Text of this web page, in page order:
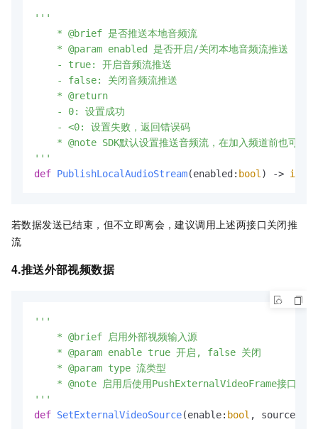
'''
    * @brief 是否推送本地音频流
    * @param enabled 是否开启/关闭本地音频流推送
    - true: 开启音频流推送
    - false: 关闭音频流推送
    * @return
    - 0: 设置成功
    - <0: 设置失败，返回错误码
* @note SDK默认设置推送音频流，在加入频道前也可以
'''
def PublishLocalAudioStream(enabled: bool) -> int
若数据发送已结束，但不立即离会，建议调用上述两接口关闭推
流
4.推送外部视频数据
'''
    * @brief 启用外部视频输入源
    * @param enable true 开启, false 关闭
    * @param type 流类型
* @note 启用后使用PushExternalVideoFrame接口输入
'''
def SetExternalVideoSource(enable: bool ,